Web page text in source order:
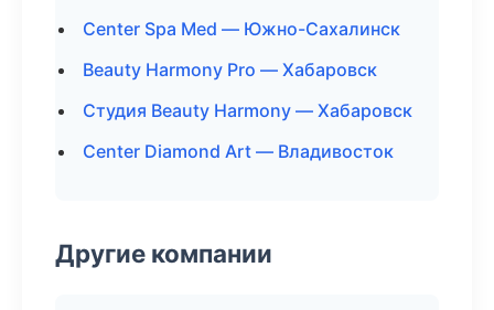
Center Spa Med — Южно-Сахалинск
Beauty Harmony Pro — Хабаровск
Студия Beauty Harmony — Хабаровск
Center Diamond Art — Владивосток
Другие компании